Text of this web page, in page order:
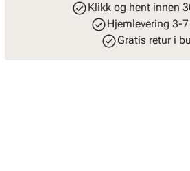
Klikk og hent innen
Hjemlevering 3-
Gratis retur i